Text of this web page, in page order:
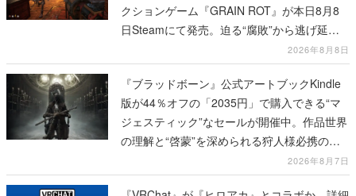
クションゲーム『GRAIN ROT』が本日8月8
日Steamにて発売。迫る“腐敗”から逃げ延
2026年8月8日
『ブラッドボーン』公式アートブックKindle
版が44％オフの「2035円」で購入できる“マ
ジェスティック”なセールが開催中。作品世界
の理解と“啓蒙”を深められる狩人様必携の一
2026年8月7日